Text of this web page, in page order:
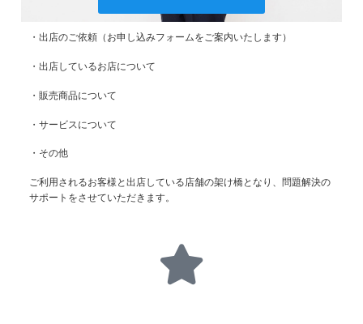
・出店のご依頼（お申し込みフォームをご案内いたします）
・出店しているお店について
・販売商品について
・サービスについて
・その他
ご利用されるお客様と出店している店舗の架け橋となり、問題解決の
サポートをさせていただきます。